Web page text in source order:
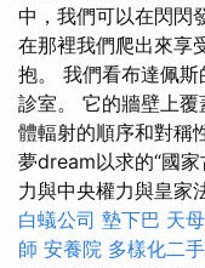
中，我們可以在閃閃
在那裡我們爬出來享
抱。 我們看布達佩
診室。 它的牆壁上
體輻射的順序和對稱
夢dream以求的“國
力與中央權力與皇家
白蟻公司 墊下巴 天
師 安養院 多樣化二